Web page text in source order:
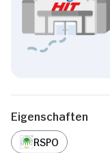
Eigenschaften
RSPO